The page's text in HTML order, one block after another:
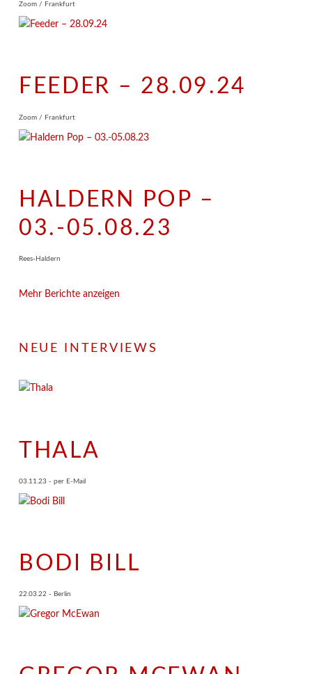
Zoom / Frankfurt
FEEDER – 28.09.24
Zoom / Frankfurt
HALDERN POP –
03.-05.08.23
Rees-Haldern
Mehr Berichte anzeigen
NEUE INTERVIEWS
THALA
03.11.23 - per E-Mail
BODI BILL
22.03.22 - Berlin